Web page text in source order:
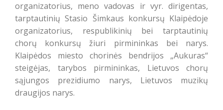
organizatorius, meno vadovas ir vyr. dirigentas,
tarptautinių Stasio Šimkaus konkursų Klaipėdoje
organizatorius, respublikinių bei tarptautinių
chorų konkursų žiuri pirmininkas bei narys.
Klaipėdos miesto chorinės bendrijos „Aukuras“
steigėjas, tarybos pirmininkas, Lietuvos chorų
sąjungos prezidiumo narys, Lietuvos muzikų
draugijos narys.